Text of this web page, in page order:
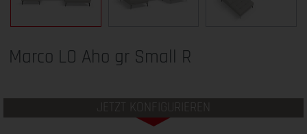
Marco LO Aho gr Small R
JETZT KONFIGURIEREN